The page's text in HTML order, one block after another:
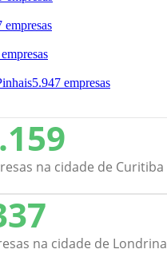
empresas
5.947 empresas
na cidade de Curitiba
na cidade de Londrina